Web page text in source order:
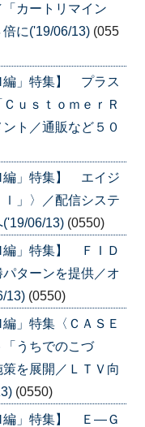
カートリマイン
に('19/06/13) (055
編」特集】 プラス
ｕｓｔｏｍｅｒＲ
ト／通販など５０
編」特集】 エイジ
」〉／配信システ
06/13) (0550)
編」特集】 ＦＩＤ
パターンを提供／オ
13) (0550)
」特集〈ＣＡＳＥ
うちでのこづ
を展開／ＬＴＶ向
(0550)
編」特集】 Ｅ―Ｇ